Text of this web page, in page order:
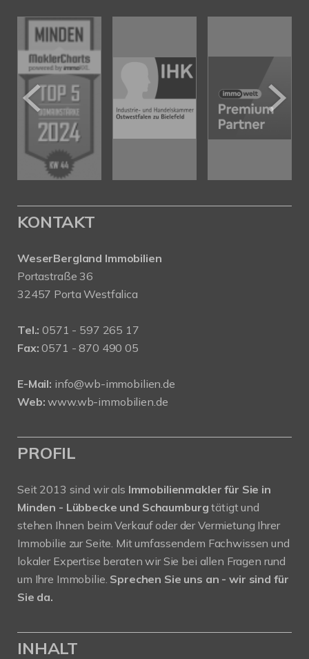
KONTAKT
WeserBergland Immobilien
Portastraße 36
32457 Porta Westfalica
Tel.: 0571 - 597 265 17
Fax: 0571 - 870 490 05
E-Mail: info@wb-immobilien.de
Web: www.wb-immobilien.de
PROFIL
Seit 2013 sind wir als Immobilienmakler für Sie in
Minden - Lübbecke und Schaumburgtätigt und
stehen Ihnen beim Verkauf oder der Vermietung Ihrer
Immobilie zur Seite. Mit umfassendem Fachwissen und
lokaler Expertise beraten wir Sie bei allen Fragen rund
um Ihre Immobilie. Sprechen Sie uns an - wir sind für
Sie da.
INHALT